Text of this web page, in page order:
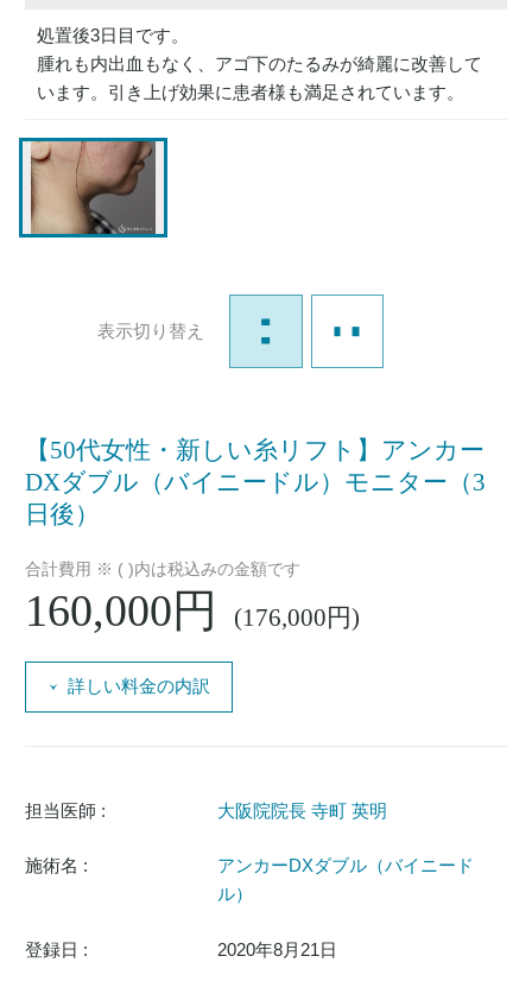
処置後3日目です。
腫れも内出血もなく、アゴ下のたるみが綺麗に改善して
います。引き上げ効果に患者様も満足されています。
表示切り替え
【50代女性・新しい糸リフト】アンカー
DXダブル（バイニードル）モニター（3
日後）
合計費用 ※ ( )内は税込みの金額です
160,000円 (176,000円)
詳しい料金の内訳
担当医師 : 大阪院院長 寺町 英明
施術名 :
アンカーDXダブル（バイニード
ル）
登録日 : 2020年8月21日